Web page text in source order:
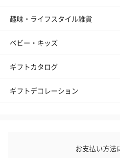
趣味・ライフスタイル雑貨
ベビー・キッズ
ギフトカタログ
ギフトデコレーション
お支払い方法